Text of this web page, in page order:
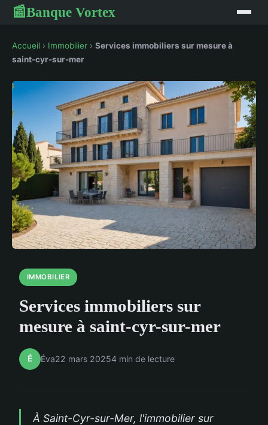
📰Banque Vortex
Accueil › Immobilier › Services immobiliers sur mesure à
saint-cyr-sur-mer
IMMOBILIER
Services immobiliers sur
mesure à saint-cyr-sur-mer
É Éva22 mars 20254 min de lecture
À Saint-Cyr-sur-Mer, l'immobilier sur